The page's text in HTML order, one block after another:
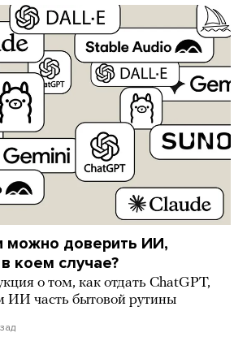
можно доверить ИИ,
коем случае?
о том, как отдать ChatGPT,
ИИ часть бытовой рутины